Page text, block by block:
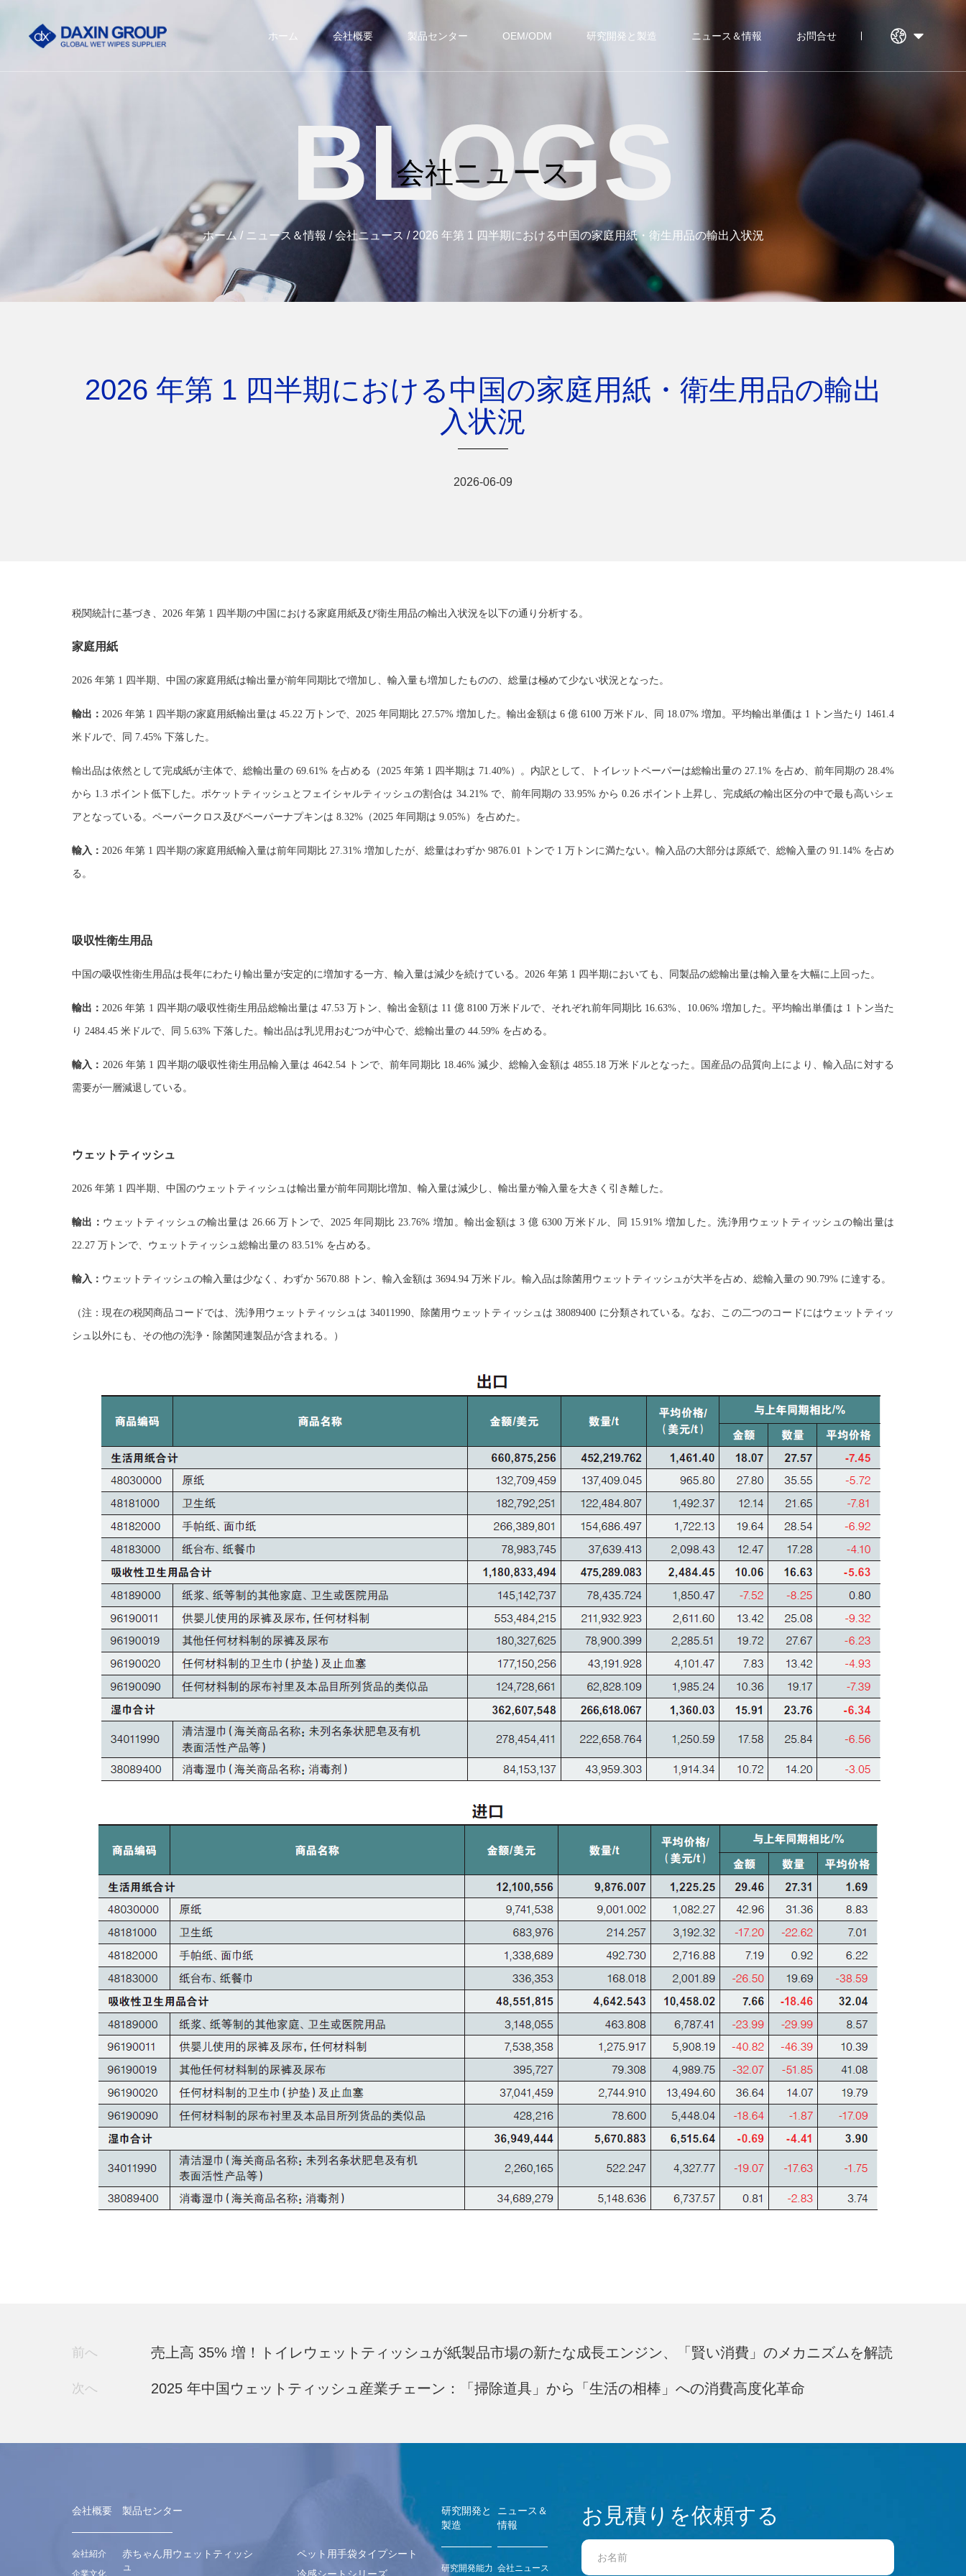
ホーム 会社概要 製品センター OEM/ODM 研究開発と製造 ニュース＆情報 お問合せ
BLOGS
会社ニュース
ホーム / ニュース＆情報 / 会社ニュース / 2026 年第 1 四半期における中国の家庭用紙・衛生用品の輸出入状況
2026 年第 1 四半期における中国の家庭用紙・衛生用品の輸出
入状況
2026-06-09
税関統計に基づき、2026 年第 1 四半期の中国における家庭用紙及び衛生用品の輸出入状況を以下の通り分析する。
家庭用紙
2026 年第 1 四半期、中国の家庭用紙は輸出量が前年同期比で増加し、輸入量も増加したものの、総量は極めて少ない状況となった。
輸出： 2026 年第 1 四半期の家庭用紙輸出量は 45.22 万トンで、2025 年同期比 27.57% 増加した。輸出金額は 6 億 6100 万米ドル、同 18.07% 増加。平均輸出単価は 1 トン当たり 1461.4
米ドルで、同 7.45% 下落した。
輸出品は依然として完成紙が主体で、総輸出量の 69.61% を占める（2025 年第 1 四半期は 71.40%）。内訳として、トイレットペーパーは総輸出量の 27.1% を占め、前年同期の 28.4%
から 1.3 ポイント低下した。ポケットティッシュとフェイシャルティッシュの割合は 34.21% で、前年同期の 33.95% から 0.26 ポイント上昇し、完成紙の輸出区分の中で最も高いシェ
アとなっている。ペーパークロス及びペーパーナプキンは 8.32%（2025 年同期は 9.05%）を占めた。
輸入： 2026 年第 1 四半期の家庭用紙輸入量は前年同期比 27.31% 増加したが、総量はわずか 9876.01 トンで 1 万トンに満たない。輸入品の大部分は原紙で、総輸入量の 91.14% を占め
る。
吸収性衛生用品
中国の吸収性衛生用品は長年にわたり輸出量が安定的に増加する一方、輸入量は減少を続けている。2026 年第 1 四半期においても、同製品の総輸出量は輸入量を大幅に上回った。
輸出：2026 年第 1 四半期の吸収性衛生用品総輸出量は 47.53 万トン、輸出金額は 11 億 8100 万米ドルで、それぞれ前年同期比 16.63%、10.06% 増加した。平均輸出単価は 1 トン当た
り 2484.45 米ドルで、同 5.63% 下落した。輸出品は乳児用おむつが中心で、総輸出量の 44.59% を占める。
輸入： 2026 年第 1 四半期の吸収性衛生用品輸入量は 4642.54 トンで、前年同期比 18.46% 減少、総輸入金額は 4855.18 万米ドルとなった。国産品の品質向上により、輸入品に対する
需要が一層減退している。
ウェットティッシュ
2026 年第 1 四半期、中国のウェットティッシュは輸出量が前年同期比増加、輸入量は減少し、輸出量が輸入量を大きく引き離した。
輸出： ウェットティッシュの輸出量は 26.66 万トンで、2025 年同期比 23.76% 増加。輸出金額は 3 億 6300 万米ドル、同 15.91% 増加した。洗浄用ウェットティッシュの輸出量は
22.27 万トンで、ウェットティッシュ総輸出量の 83.51% を占める。
輸入： ウェットティッシュの輸入量は少なく、わずか 5670.88 トン、輸入金額は 3694.94 万米ドル。輸入品は除菌用ウェットティッシュが大半を占め、総輸入量の 90.79% に達する。
（注：現在の税関商品コードでは、洗浄用ウェットティッシュは 34011990、除菌用ウェットティッシュは 38089400 に分類されている。なお、この二つのコードにはウェットティッ
シュ以外にも、その他の洗浄・除菌関連製品が含まれる。）
前へ 売上高 35% 増！トイレウェットティッシュが紙製品市場の新たな成長エンジン、「賢い消費」のメカニズムを解読
次へ 2025 年中国ウェットティッシュ産業チェーン：「掃除道具」から「生活の相棒」への消費高度化革命
会社概要
会社紹介
企業文化
製品センター
赤ちゃん用ウェットティッシ
ュ
ペット用手袋タイプシート
研究開発と
製造
研究開発能力
ニュース＆
情報
会社ニュース
お見積りを依頼する